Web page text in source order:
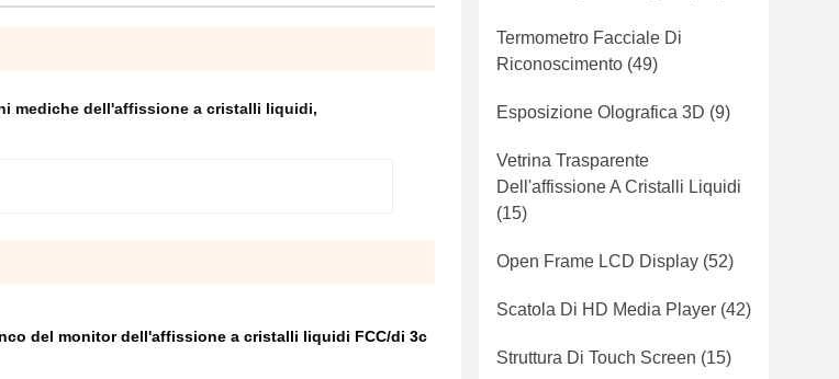
mediche dell'affissione a cristalli liquidi,
del monitor dell'affissione a cristalli liquidi FCC/di 3c
Termometro Facciale Di
Riconoscimento (49)
Esposizione Olografica 3D (9)
Vetrina Trasparente
Dell'affissione A Cristalli Liquidi
(15)
Open Frame LCD Display (52)
Scatola Di HD Media Player (42)
Struttura Di Touch Screen (15)